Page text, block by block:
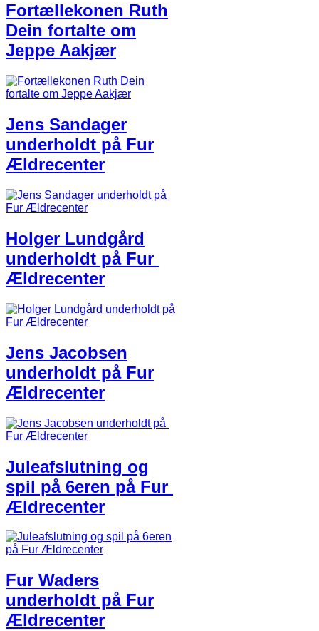
Fortællekonen Ruth
Dein fortalte​ om
Jeppe ​Aa​kjær
Jens Sandager
underholdt​ på ​Fur
Ældrecenter
Holger Lundgård
underhold​t​ på Fur ​
Ældrecente​r​
Jens Jacobsen
underholdt​ på ​Fur
Ældrecenter
Juleafslutning og
spil på 6eren på ​Fur ​
Ældrecenter
Fur Waders
underholdt på Fur
Ældrecenter​